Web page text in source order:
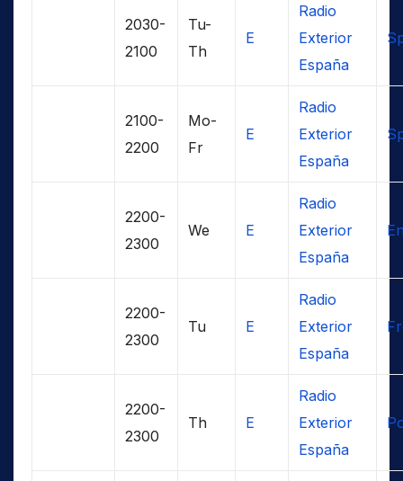
2030-
2100
Tu-
Th
E
Radio
Exterior
España
2100-
2200
Mo-
Fr
E
Radio
Exterior
España
2200-
2300
We E
Radio
Exterior
España
2200-
2300
Tu E
Radio
Exterior
España
2200-
2300
Th E
Radio
Exterior
España